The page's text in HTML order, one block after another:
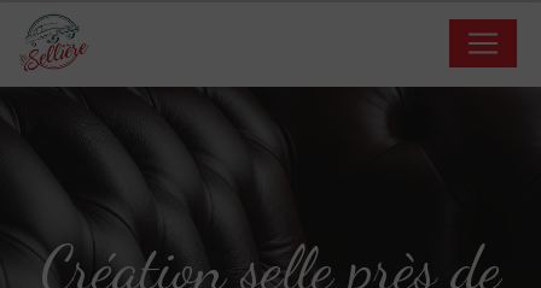
Création selle près de
Panneau de gestion des cookies